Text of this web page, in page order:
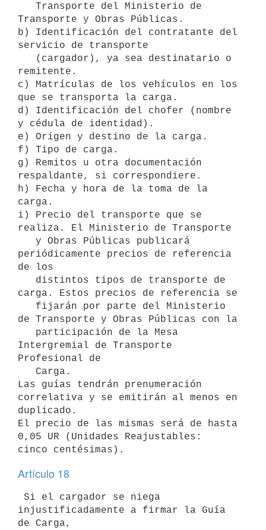
Transporte y Obras Públicas.
b) Identificación del contratante del
servicio de transporte
remitente.
c) Matrículas de los vehículos en los
que se transporta la carga.
d) Identificación del chofer (nombre
y cédula de identidad).
e) Origen y destino de la carga.
f) Tipo de carga.
g) Remitos u otra documentación
respaldante, si correspondiere.
h) Fecha y hora de la toma de la
carga.
i) Precio del transporte que se
realiza. El Ministerio de Transporte
periódicamente precios de referencia
de los
carga. Estos precios de referencia se
de Transporte y Obras Públicas con la
Intergremial de Transporte
Profesional de
Las guías tendrán prenumeración
correlativa y se emitirán al menos en
duplicado.
El precio de las mismas será de hasta
0,05 UR (Unidades Reajustables:
Artículo 18
injustificadamente a firmar la Guía
de Carga,